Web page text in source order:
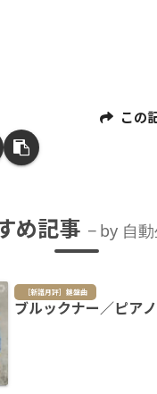
この
め記事 by 自
［新譜月評］鍵盤曲
ブルックナー／ピア